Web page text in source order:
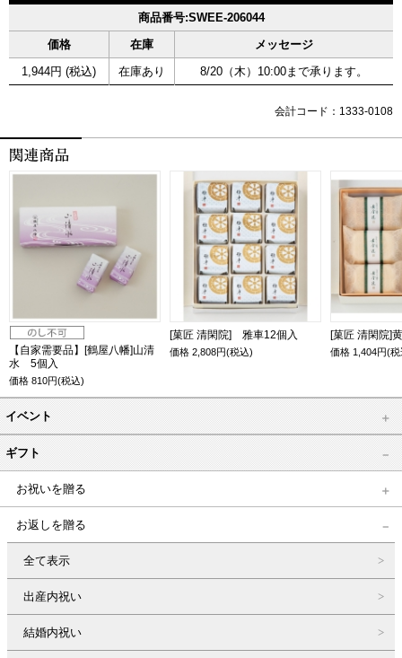
商品番号:SWEE-206044
価格
在庫
メッセージ
1,944円 (税込)
在庫あり 8/20（木）10:00まで承ります。
会計コード：1333-0108
【自家需要品】[鶴屋八幡]山清
水 5個入
価格 810円(税込)
[菓匠 清閑院] 雅車12個入
価格2,808円(税込)
[菓匠 清閑院]
価格 1,404円(
イベント
ギフト
お祝いを贈る
お返しを贈る
全て表示
出産内祝い
結婚内祝い